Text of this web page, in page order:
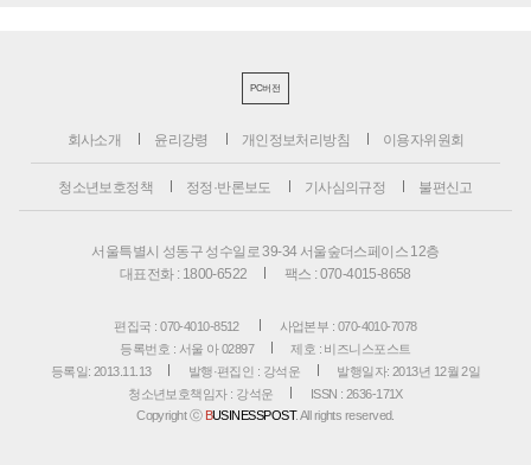
PC버전
회사소개 윤리강령 개인정보처리방침 이용자위원회
청소년보호정책 정정·반론보도 기사심의규정 불편신고
서울특별시 성동구 성수일로 39-34 서울숲더스페이스 12층
대표전화 : 1800-6522
팩스 : 070-4015-8658
편집국 : 070-4010-8512
사업본부 : 070-4010-7078
등록번호 : 서울 아 02897
제호 : 비즈니스포스트
등록일: 2013.11.13
발행·편집인 : 강석운
발행일자: 2013년 12월 2일
청소년보호책임자 : 강석운
ISSN : 2636-171X
Copyright ⓒ BUSINESSPOST. All rights reserved.